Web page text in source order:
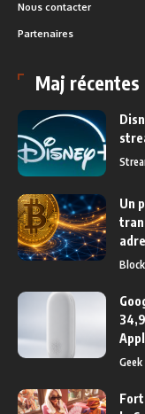
Nous contacter
Partenaires
Maj récentes
Un